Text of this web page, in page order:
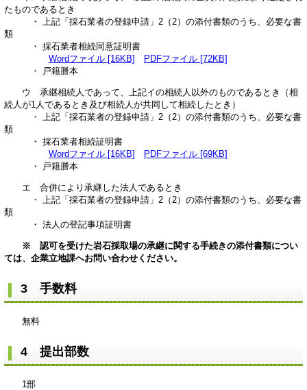
たものであるとき
・ 上記「採石業者の登録申請」2（2）の添付書類のうち、必要な書
類
・ 採石業者相続同意証明書
Wordファイル [16KB]
PDFファイル [72KB]
・ 戸籍謄本
ウ 承継相続人であって、上記イの相続人以外のものであるとき（相
続人が1人であるとき及び相続人が共同して相続したとき）
・ 上記「採石業者の登録申請」2（2）の添付書類のうち、必要な書
類
・ 採石業者相続証明書
Wordファイル [16KB]
PDFファイル [69KB]
・ 戸籍謄本
エ 合併により承継した法人であるとき
・ 上記「採石業者の登録申請」2（2）の添付書類のうち、必要な書
類
・ 法人の登記事項証明書
※ 認可を受けた岩石採取場の承継に関する手続きの添付書類につい
ては、企業立地課へお問い合わせください。
3 手数料
無料
4 提出部数
1部